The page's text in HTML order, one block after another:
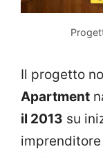
Il progetto
Apartment
il 2013 su